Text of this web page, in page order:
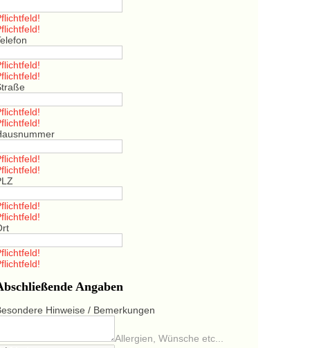
Angaben
Hinweise / Bemerkungen
Allergien, Wünsche etc...